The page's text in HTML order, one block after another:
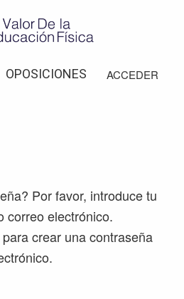
OPOSICIONES ACCEDER
Por favor, introduce tu
correo electrónico.
crear una contraseña